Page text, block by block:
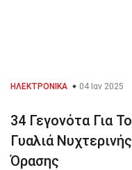
ΗΛΕΚΤΡΟΝΙΚΆ 04 Ιαν 2025
34 Γεγονότα Για Το
Γυαλιά Νυχτερινής
Όρασης